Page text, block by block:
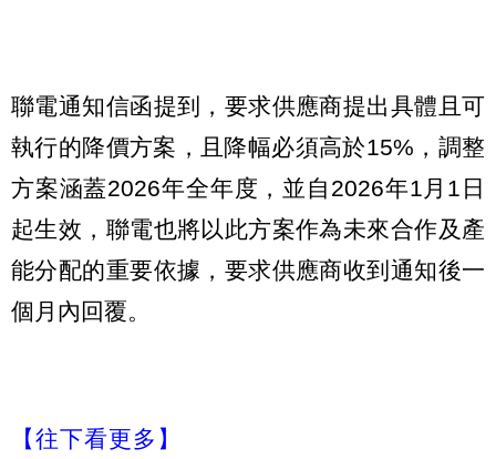
聯電通知信函提到，要求供應商提出具體且可
執行的降價方案，且降幅必須高於15%，調整
方案涵蓋2026年全年度，並自2026年1月1日
起生效，聯電也將以此方案作為未來合作及產
能分配的重要依據，要求供應商收到通知後一
個月內回覆。
【往下看更多】